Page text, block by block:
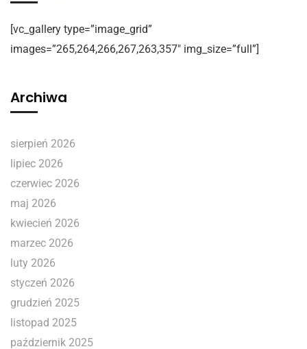
[vc_gallery type=”image_grid”
images=”265,264,266,267,263,357″ img_size=”full”]
Archiwa
sierpień 2026
lipiec 2026
czerwiec 2026
maj 2026
kwiecień 2026
marzec 2026
luty 2026
styczeń 2026
grudzień 2025
listopad 2025
październik 2025